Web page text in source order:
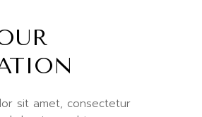
sit amet, consectetur